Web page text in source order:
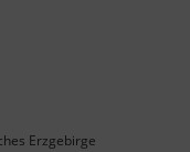
Erzgebirge